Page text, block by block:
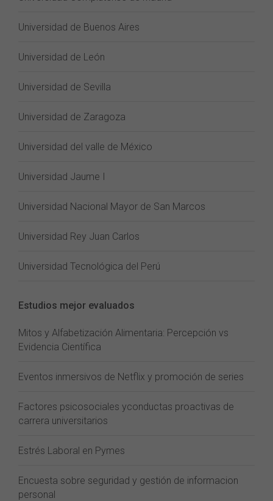
Universidad de Buenos Aires
Universidad de León
Universidad de Sevilla
Universidad de Zaragoza
Universidad del valle de México
Universidad Jaume I
Universidad Nacional Mayor de San Marcos
Universidad Rey Juan Carlos
Universidad Tecnológica del Perú
Estudios mejor evaluados
Mitos y Alfabetización Alimentaria: Percepción vs
Evidencia Científica
Eventos inmersivos de Netflix y promoción de series
Factores psicosociales yconductas proactivas de
carrera universitarios
Estrés Laboral en Pymes
Encuesta sobre seguridad y gestión de informacion
personal